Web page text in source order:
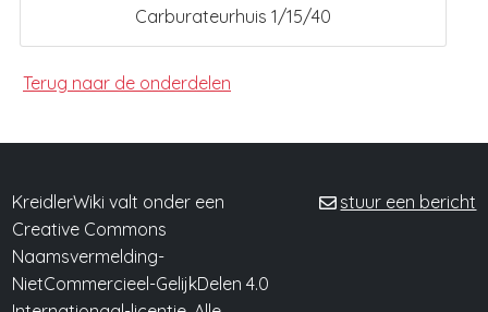
Carburateurhuis 1/15/40
Terug naar de onderdelen
KreidlerWiki valt onder een
Creative Commons
Naamsvermelding-
NietCommercieel-GelijkDelen 4.0
stuur een bericht